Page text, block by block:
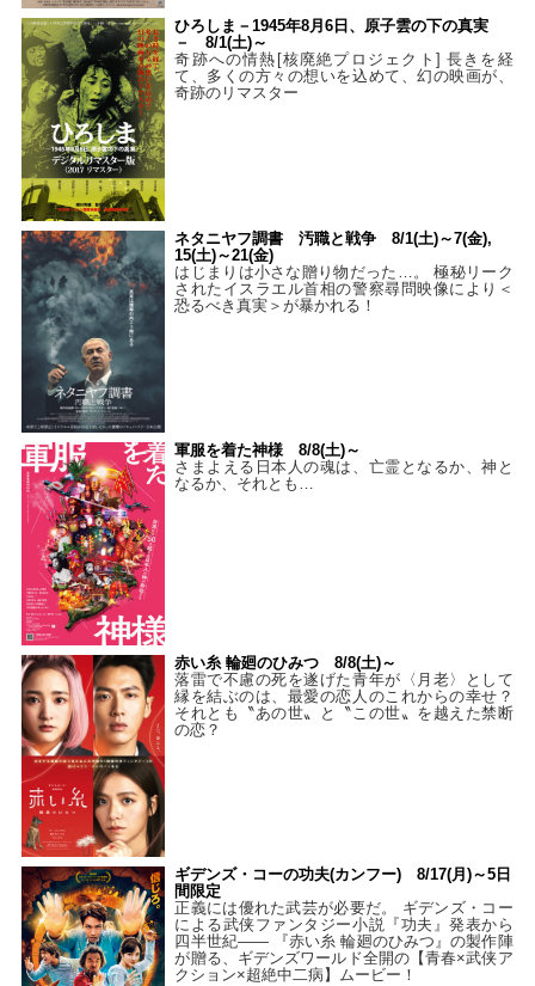
ひろしま－1945年8月6日、原子雲の下の真実
－ 8/1(土)～
奇跡への情熱[核廃絶プロジェクト] 長きを経
て、多くの方々の想いを込めて、幻の映画が、
奇跡のリマスター
ネタニヤフ調書 汚職と戦争 8/1(土)～7(金),
15(土)～21(金)
はじまりは小さな贈り物だった…。 極秘リーク
されたイスラエル首相の警察尋問映像により＜
恐るべき真実＞が暴かれる！
軍服を着た神様 8/8(土)～
さまよえる日本人の魂は、亡霊となるか、神と
なるか、それとも…
赤い糸 輪廻のひみつ 8/8(土)～
落雷で不慮の死を遂げた青年が〈月老〉として
縁を結ぶのは、最愛の恋人のこれからの幸せ？
それとも〝あの世〟と〝この世〟を越えた禁断
の恋？
ギデンズ・コーの功夫(カンフー) 8/17(月)～5日
間限定
正義には優れた武芸が必要だ。 ギデンズ・コー
による武侠ファンタジー小説『功夫』発表から
四半世紀―― 『赤い糸 輪廻のひみつ』の製作陣
が贈る、ギデンズワールド全開の【青春×武侠ア
クション×超絶中二病】ムービー！